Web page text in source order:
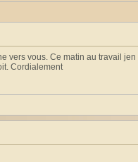
vers vous. Ce matin au travail
Cordialement